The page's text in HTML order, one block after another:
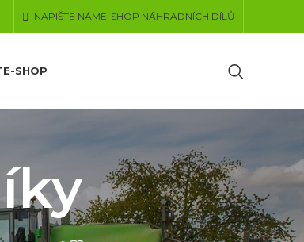
NAPIŠTE NÁME-SHOP NÁHRADNÍCH DÍLŮ
E-SHOP